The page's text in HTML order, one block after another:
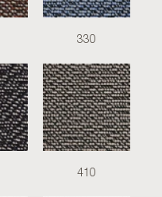
330
410